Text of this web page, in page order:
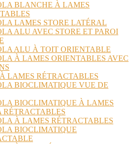
BLANCHE À LAMES
LAMES STORE LATÉRAL
ALU AVEC STORE ET PAROI
ALU À TOIT ORIENTABLE
À LAMES ORIENTABLES AVEC
LAMES RÉTRACTABLES
BIOCLIMATIQUE VUE DE
BIOCLIMATIQUE À LAMES
RÉTRACTABLES
À LAMES RÉTRACTABLES
BIOCLIMATIQUE